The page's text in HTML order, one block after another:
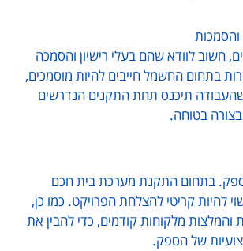
חשוב לוודא שהם בעלי רישיון והסמכה
בתחום החשמל חייבים להיות מוסמכים,
תיכנס תחת התקנים הנדרשים
בטוחה.
בתחום התקנת מערכת בית חכם
להיות קריטי להצלחת הפרויקט. כמו כן,
והמלצות מלקוחות קודמים, כדי להבין את
של הספק.